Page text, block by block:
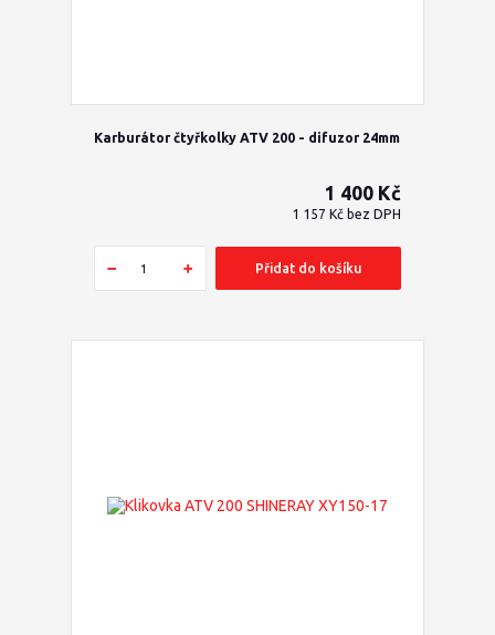
Karburátor čtyřkolky ATV 200 - difuzor 24mm
1 400 Kč
1 157 Kč bez DPH
Přidat do košíku